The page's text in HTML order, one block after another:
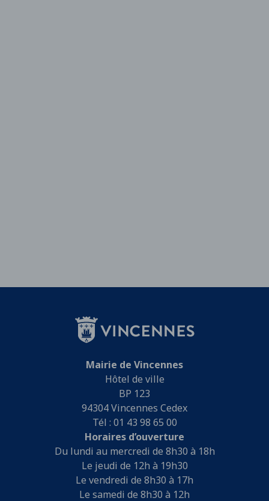
Mairie de Vincennes
Hôtel de ville
BP 123
94304 Vincennes Cedex
Tél : 01 43 98 65 00
Horaires d’ouverture
Du lundi au mercredi de 8h30 à 18h
Le jeudi de 12h à 19h30
Le vendredi de 8h30 à 17h
Le samedi de 8h30 à 12h